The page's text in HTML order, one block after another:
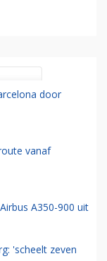
door
vanaf
A350-900 uit
'scheelt zeven